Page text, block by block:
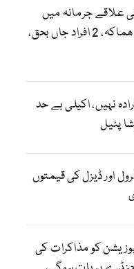
علاقے جرمانہ میں
منی بس میں دھماکہ، 2 افراد جاں بحق،
نہیں، اکیلی بے حد
پٹیل
اور ڈیزل کی قیمتوں
کو مذاکرات کی